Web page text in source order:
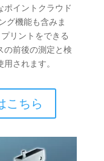
ポイントクラウド
グ機能も含みま
リントをできる
の前後の測定と検
されます。
こちら